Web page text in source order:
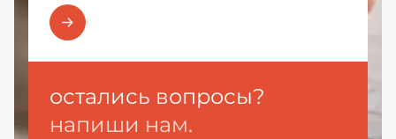
остались вопросы?
напиши нам.